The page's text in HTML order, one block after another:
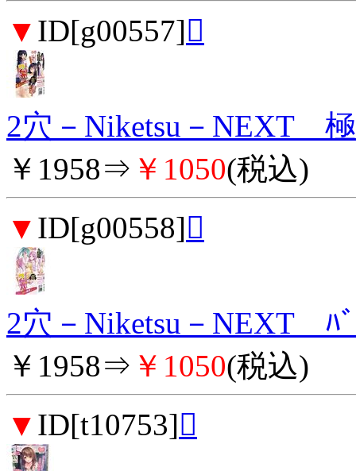
▼ ID[g00557]
2穴－Niketsu－NEXT
￥1958⇒ ￥1050(税込)
▼ ID[g00558]
2穴－Niketsu－NEXT ﾊ
￥1958⇒ ￥1050(税込)
▼ ID[t10753]